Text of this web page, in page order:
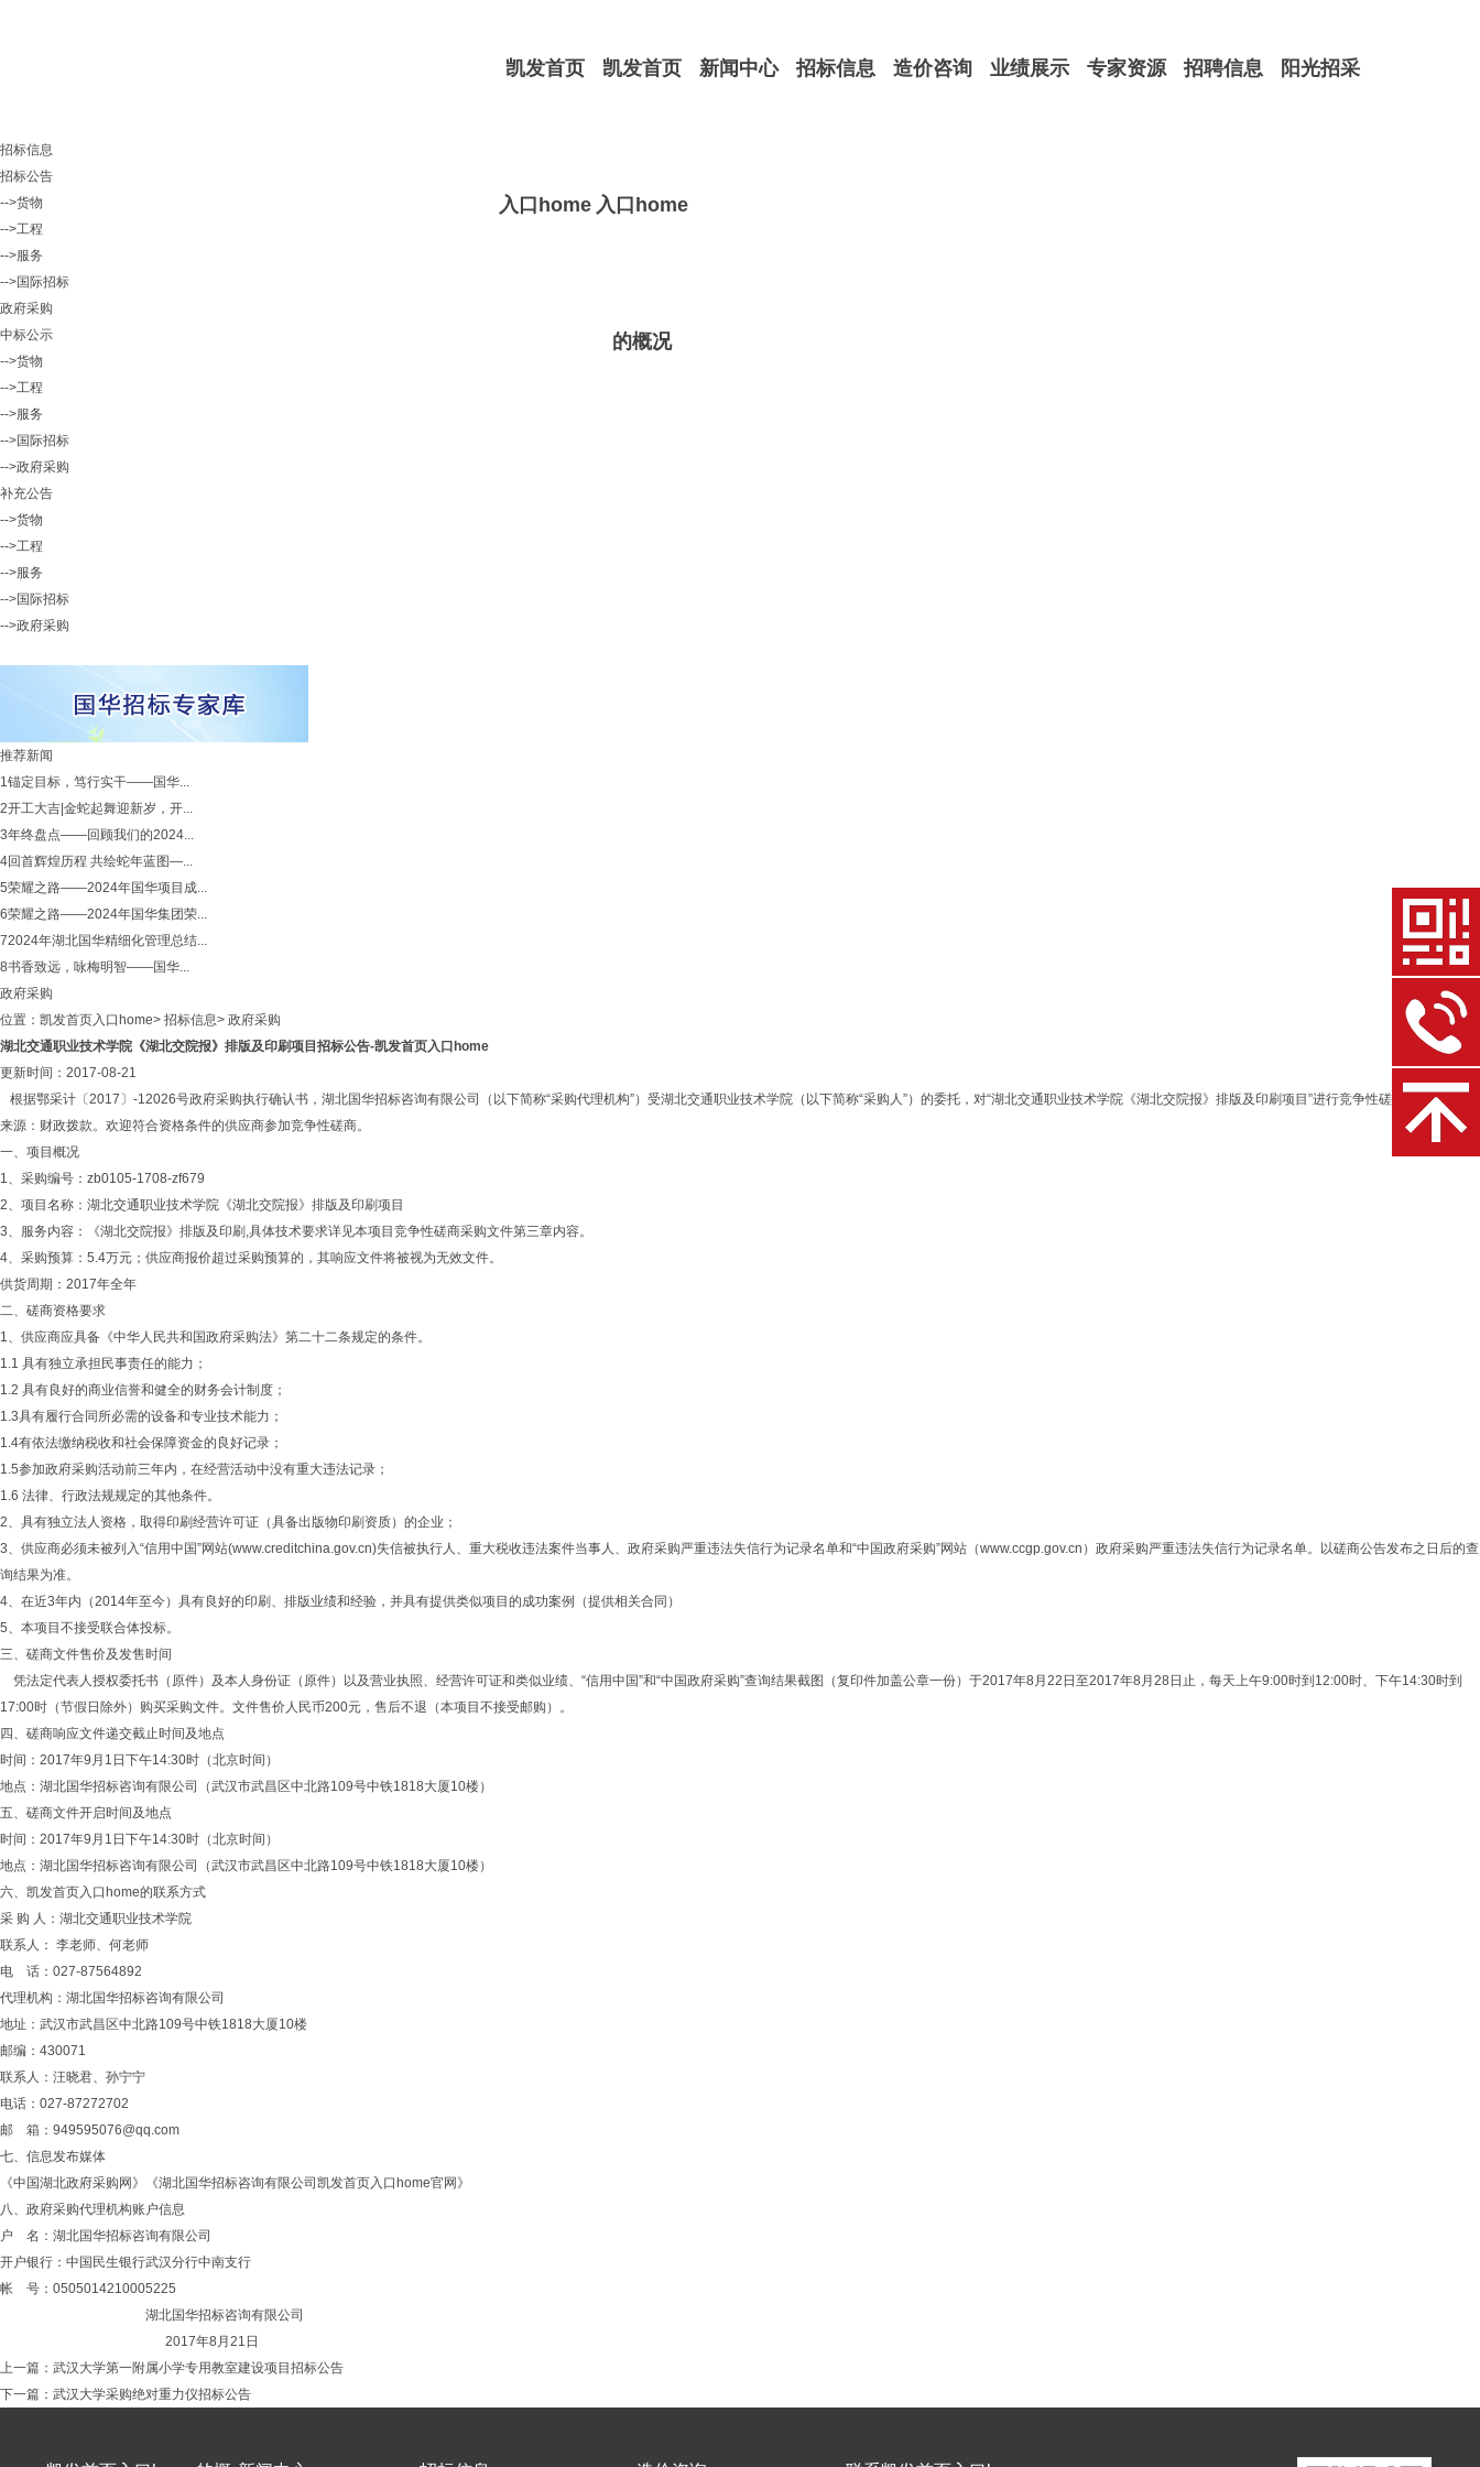
凯发首页
入口home
凯发首页
入口home
的概况
新闻中心 招标信息 造价咨询 业绩展示 专家资源 招聘信息 阳光招采
招标信息
招标公告
-->货物
-->工程
-->服务
-->国际招标
政府采购
中标公示
-->货物
-->工程
-->服务
-->国际招标
-->政府采购
补充公告
-->货物
-->工程
-->服务
-->国际招标
-->政府采购
推荐新闻
1锚定目标，笃行实干——国华...
2开工大吉|金蛇起舞迎新岁，开...
3年终盘点——回顾我们的2024...
4回首辉煌历程 共绘蛇年蓝图—...
5荣耀之路——2024年国华项目成...
6荣耀之路——2024年国华集团荣...
72024年湖北国华精细化管理总结...
8书香致远，咏梅明智——国华...
政府采购
位置： 凯发首页入口home> 招标信息> 政府采购
湖北交通职业技术学院《湖北交院报》排版及印刷项目招标公告-凯发首页入口home
更新时间：2017-08-21
根据鄂采计〔2017〕-12026号政府采购执行确认书，湖北国华招标咨询有限公司（以下简称“采购代理机构”）受湖北交通职业技术学院（以下简称“采购人”）的委托，对“湖北交通职业技术学院《湖北交院报》排版及印刷项目”进行竞争性磋商采购。资金
来源：财政拨款。欢迎符合资格条件的供应商参加竞争性磋商。
一、项目概况
1、采购编号：zb0105-1708-zf679
2、项目名称：湖北交通职业技术学院《湖北交院报》排版及印刷项目
3、服务内容：《湖北交院报》排版及印刷,具体技术要求详见本项目竞争性磋商采购文件第三章内容。
4、采购预算：5.4万元；供应商报价超过采购预算的，其响应文件将被视为无效文件。
供货周期：2017年全年
二、磋商资格要求
1、供应商应具备《中华人民共和国政府采购法》第二十二条规定的条件。
1.1 具有独立承担民事责任的能力；
1.2 具有良好的商业信誉和健全的财务会计制度；
1.3具有履行合同所必需的设备和专业技术能力；
1.4有依法缴纳税收和社会保障资金的良好记录；
1.5参加政府采购活动前三年内，在经营活动中没有重大违法记录；
1.6 法律、行政法规规定的其他条件。
2、具有独立法人资格，取得印刷经营许可证（具备出版物印刷资质）的企业；
3、供应商必须未被列入“信用中国”网站(www.creditchina.gov.cn)失信被执行人、重大税收违法案件当事人、政府采购严重违法失信行为记录名单和“中国政府采购”网站（www.ccgp.gov.cn）政府采购严重违法失信行为记录名单。以磋商公告发布之日后的查
询结果为准。
4、在近3年内（2014年至今）具有良好的印刷、排版业绩和经验，并具有提供类似项目的成功案例（提供相关合同）
5、本项目不接受联合体投标。
三、磋商文件售价及发售时间
凭法定代表人授权委托书（原件）及本人身份证（原件）以及营业执照、经营许可证和类似业绩、“信用中国”和“中国政府采购”查询结果截图（复印件加盖公章一份）于2017年8月22日至2017年8月28日止，每天上午9:00时到12:00时、下午14:30时到
17:00时（节假日除外）购买采购文件。文件售价人民币200元，售后不退（本项目不接受邮购）。
四、磋商响应文件递交截止时间及地点
时间：2017年9月1日下午14:30时（北京时间）
地点：湖北国华招标咨询有限公司（武汉市武昌区中北路109号中铁1818大厦10楼）
五、磋商文件开启时间及地点
时间：2017年9月1日下午14:30时（北京时间）
地点：湖北国华招标咨询有限公司（武汉市武昌区中北路109号中铁1818大厦10楼）
六、凯发首页入口home的联系方式
采 购 人：湖北交通职业技术学院
联系人： 李老师、何老师
电 话：027-87564892
代理机构：湖北国华招标咨询有限公司
地址：武汉市武昌区中北路109号中铁1818大厦10楼
邮编：430071
联系人：汪晓君、孙宁宁
电话：027-87272702
邮 箱： 949595076@qq.com
七、信息发布媒体
《中国湖北政府采购网》《湖北国华招标咨询有限公司凯发首页入口home官网》
八、政府采购代理机构账户信息
户 名：湖北国华招标咨询有限公司
开户银行：中国民生银行武汉分行中南支行
帐 号：0505014210005225
湖北国华招标咨询有限公司
2017年8月21日
上一篇： 武汉大学第一附属小学专用教室建设项目招标公告
下一篇： 武汉大学采购绝对重力仪招标公告